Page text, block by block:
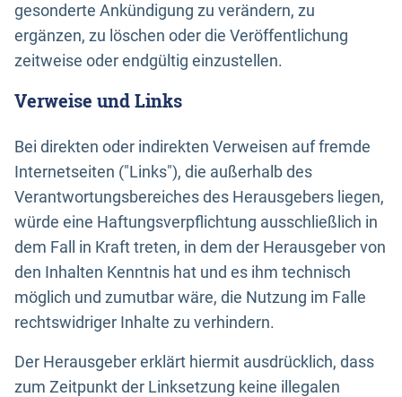
gesonderte Ankündigung zu verändern, zu
ergänzen, zu löschen oder die Veröffentlichung
zeitweise oder endgültig einzustellen.
Verweise und Links
Bei direkten oder indirekten Verweisen auf fremde
Internetseiten ("Links"), die außerhalb des
Verantwortungsbereiches des Herausgebers liegen,
würde eine Haftungsverpflichtung ausschließlich in
dem Fall in Kraft treten, in dem der Herausgeber von
den Inhalten Kenntnis hat und es ihm technisch
möglich und zumutbar wäre, die Nutzung im Falle
rechtswidriger Inhalte zu verhindern.
Der Herausgeber erklärt hiermit ausdrücklich, dass
zum Zeitpunkt der Linksetzung keine illegalen